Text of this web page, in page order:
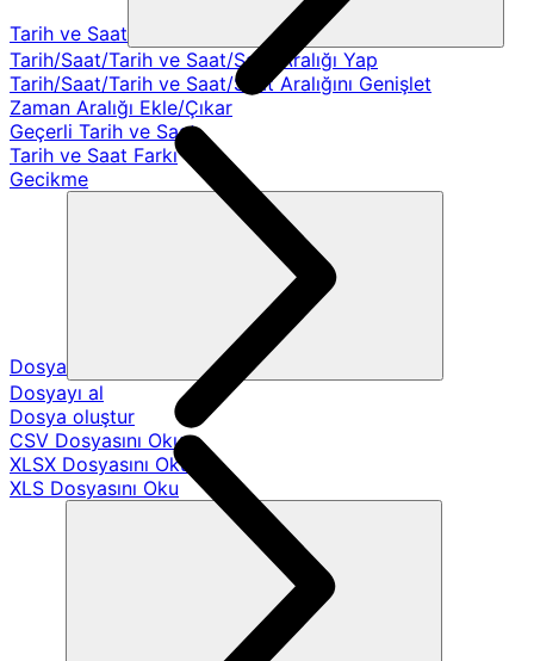
Tarih ve Saat
Tarih/Saat/Tarih ve Saat/Saat Aralığı Yap
Tarih/Saat/Tarih ve Saat/Saat Aralığını Genişlet
Zaman Aralığı Ekle/Çıkar
Geçerli Tarih ve Saat
Tarih ve Saat Farkı
Gecikme
Dosya
Dosyayı al
Dosya oluştur
CSV Dosyasını Oku
XLSX Dosyasını Oku
XLS Dosyasını Oku